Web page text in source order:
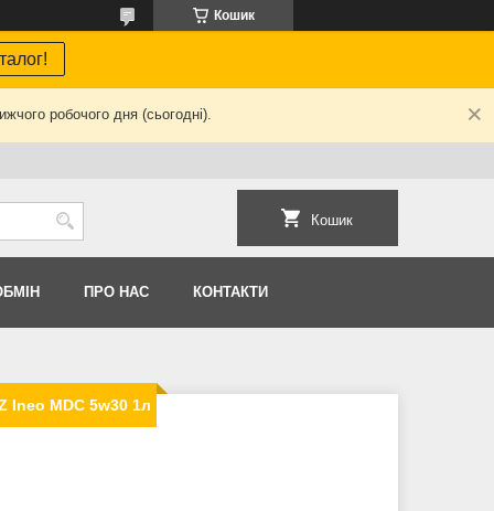
Кошик
робочого дня (сьогодні).
Кошик
ПРО НАС КОНТАКТИ
Ineo MDC 5w30 1л